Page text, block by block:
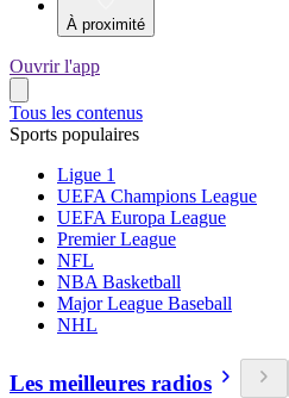
À proximité
Ouvrir l'app
Tous les contenus
Sports populaires
Ligue 1
UEFA Champions League
UEFA Europa League
Premier League
NFL
NBA Basketball
Major League Baseball
NHL
Les meilleures radios